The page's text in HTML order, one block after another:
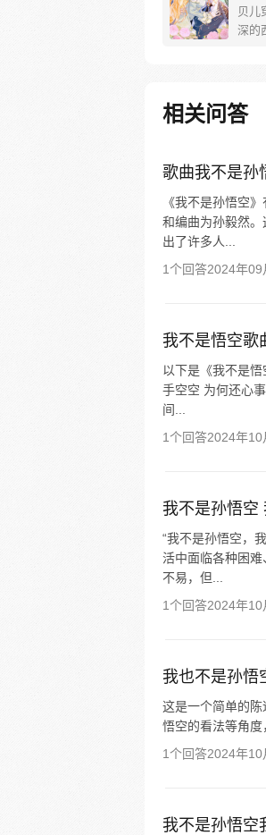
贝儿
深的
家，
牛。
意
相关问答
歌曲我不是孙
《我不是孙悟空
和编曲为孙毅然。
出了许多人...
1个回答2024年
我不是悟空歌
以下是《我不是
手空空 为何还心
间...
1个回答2024年
我不是孙悟空
“我不是孙悟空，
活中面临各种困
不易，但...
1个回答2024年10
我也不是孙悟
这是一个简单的
悟空的看法等角度
1个回答2024年
我不是孙悟空